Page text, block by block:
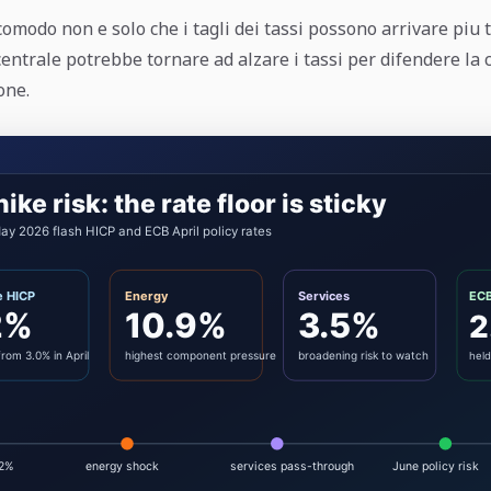
non e solo che i tagli dei tassi possono arrivare piu
potrebbe tornare ad alzare i tassi per difendere la